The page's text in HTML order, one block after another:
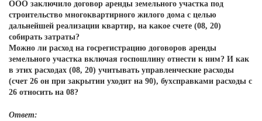
ООО заключило договор аренды земельного участка под
строительство многоквартирного жилого дома с целью
дальнейшей реализации квартир, на какое счете (08, 20)
собирать затраты?
Можно ли расход на госрегистрацию договоров аренды
земельного участка включая госпошлину отнести к ним? И как
в этих расходах (08, 20) учитывать управленческие расходы
(счет 26 он при закрытии уходит на 90), бухсправками расходы с
26 относить на 08?
Ответ: